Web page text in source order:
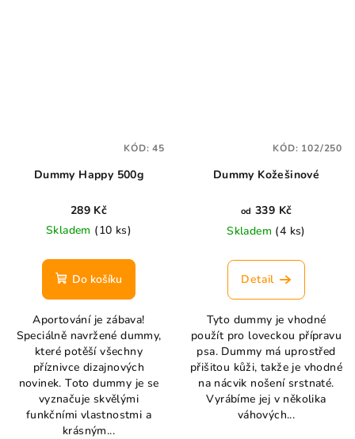
Dummy Happy 500g
289 Kč
Skladem (10 ks)
Do košíku
Aportování je zábava!
Speciálně navržené dummy,
které potěší všechny
příznivce dizajnových
novinek. Toto dummy je se
vyznačuje skvělými
funkčními vlastnostmi a
krásným...
KÓD:45
Dummy Kožešinové
od 339 Kč
Skladem (4 ks)
Detail
Tyto dummy je vhodné
použít pro loveckou přípravu
psa. Dummy má uprostřed
přišitou kůži, takže je vhodné
na nácvik nošení srstnaté.
Vyrábíme jej v několika
váhových...
KÓD: 102/250